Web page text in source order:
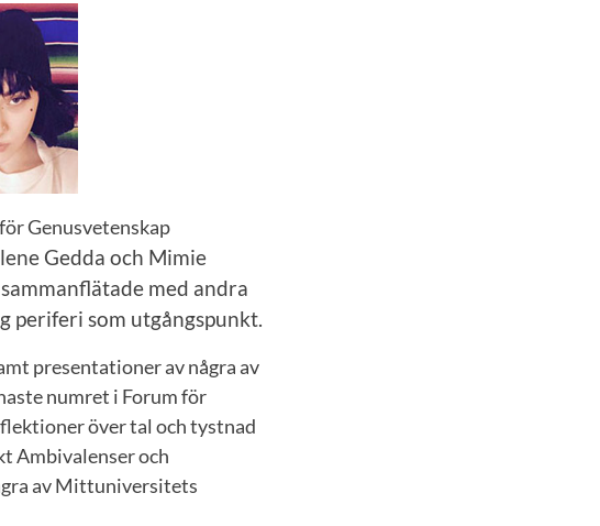
Genusvetenskap
Gedda och Mimie
med andra
som utgångspunkt.
presentationer av några av
numret i Forum för
över tal och tystnad
Ambivalenser och
av Mittuniversitets